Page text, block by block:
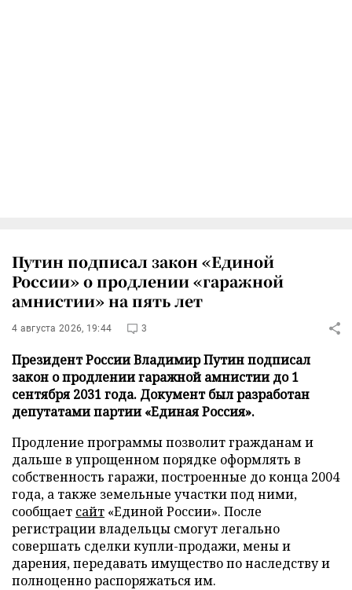
Путин подписал закон «Единой
России» о продлении «гаражной
амнистии» на пять лет
4 августа 2026, 19:44 3
Президент России Владимир Путин подписал
закон о продлении гаражной амнистии до 1
сентября 2031 года. Документ был разработан
депутатами партии «Единая Россия».
Продление программы позволит гражданам и
дальше в упрощенном порядке оформлять в
собственность гаражи, построенные до конца 2004
года, а также земельные участки под ними,
сообщает сайт «Единой России». После
регистрации владельцы смогут легально
совершать сделки купли-продажи, мены и
дарения, передавать имущество по наследству и
полноценно распоряжаться им.